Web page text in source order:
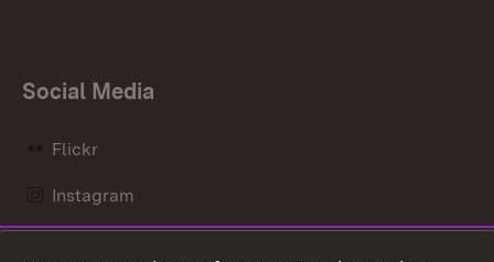
Social Media
Flickr
Instagram